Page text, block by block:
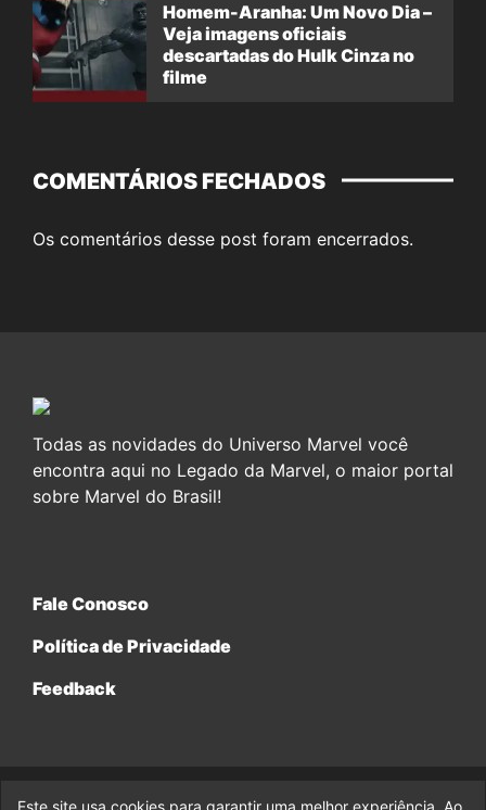
Homem-Aranha: Um Novo Dia –
Veja imagens oficiais
descartadas do Hulk Cinza no
filme
COMENTÁRIOS FECHADOS
Os comentários desse post foram encerrados.
Todas as novidades do Universo Marvel você
encontra aqui no Legado da Marvel, o maior portal
sobre Marvel do Brasil!
Fale Conosco
Política de Privacidade
Feedback
Este site usa cookies para garantir uma melhor experiência. Ao